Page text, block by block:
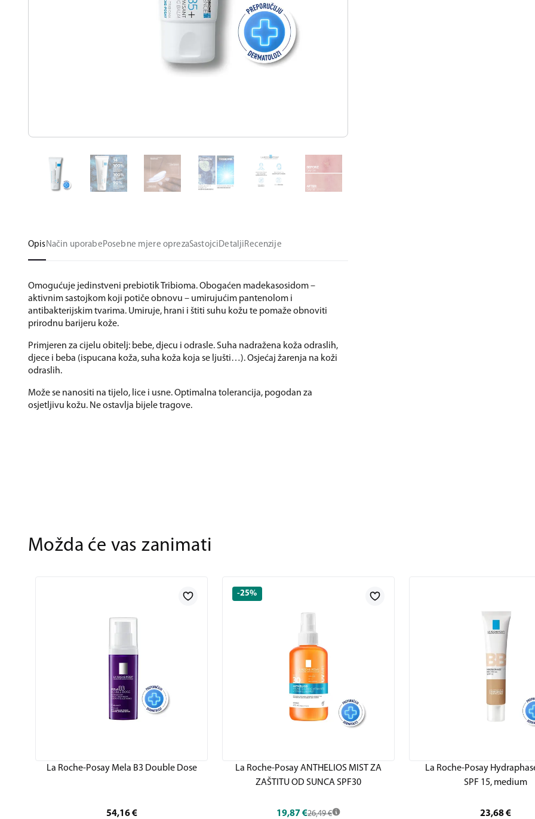
OpisNačin uporabePosebne mjere oprezaSastojciDetaljiRecenzije
Omogućuje jedinstveni prebiotik Tribioma. Obogaćen madekasosidom –
aktivnim sastojkom koji potiče obnovu – umirujućim pantenolom i
antibakterijskim tvarima. Umiruje, hrani i štiti suhu kožu te pomaže obnoviti
prirodnu barijeru kože.
Primjeren za cijelu obitelj: bebe, djecu i odrasle. Suha nadražena koža odraslih,
djece i beba (ispucana koža, suha koža koja se ljušti…). Osjećaj žarenja na koži
odraslih.
Može se nanositi na tijelo, lice i usne. Optimalna tolerancija, pogodan za
osjetljivu kožu. Ne ostavlja bijele tragove.
Možda će vas zanimati
La Roche-Posay Mela B3 Double Dose
54,16 €
-25%
La Roche-Posay ANTHELIOS MIST ZA
ZAŠTITU OD SUNCA SPF30
19,87 €26,49 €
La Roche-Posay
SPF 15, medium
23,68 €